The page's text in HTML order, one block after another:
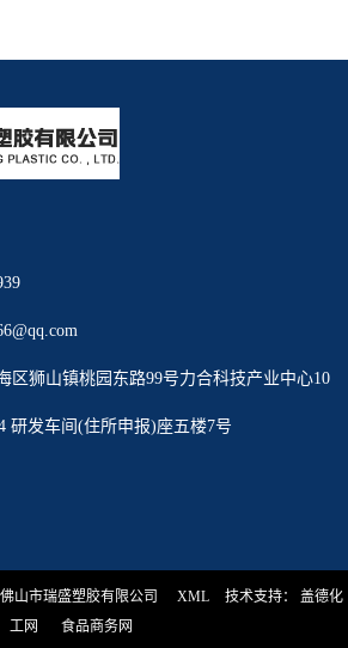
区狮山镇桃园东路99号力合科技产业中心10
研发车间(住所申报)座五楼7号
佛山市瑞盛塑胶有限公司 XML 技术支持： 盖德化
工网
食品商务网